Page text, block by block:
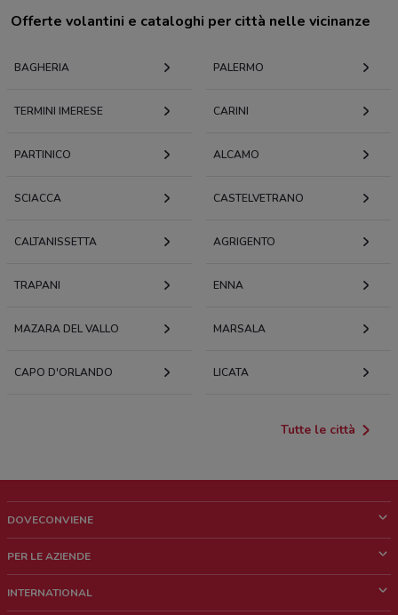
Offerte volantini e cataloghi per città nelle vicinanze
BAGHERIA PALERMO
TERMINI IMERESE CARINI
PARTINICO ALCAMO
SCIACCA CASTELVETRANO
CALTANISSETTA AGRIGENTO
TRAPANI ENNA
MAZARA DEL VALLO MARSALA
CAPO D'ORLANDO LICATA
Tutte le città
DOVECONVIENE
Chi siamo
PER LE AZIENDE
INTERNATIONAL